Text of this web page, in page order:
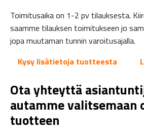
Toimitusaika on 1-2 pv tilauksesta.
saamme tilauksen toimitukseen jo
jopa muutaman tunnin varoitusajalla.
Kysy lisätietoja tuotteesta
Ota yhteyttä
autamme valitsemaan
tuotteen